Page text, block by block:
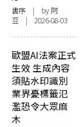
書序 | by 阿
豆 | 2026-08-03
歐盟AI法案正式
生效 生成內容
須貼水印識別
業界憂標籤氾
濫恐令大眾麻
木